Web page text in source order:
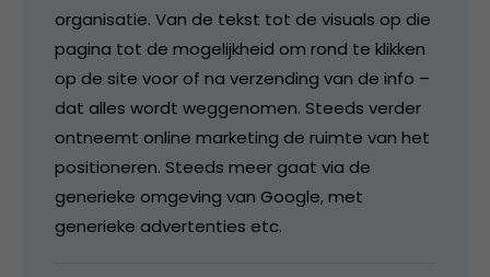
organisatie. Van de tekst tot de visuals op die
pagina tot de mogelijkheid om rond te klikken
op de site voor of na verzending van de info –
dat alles wordt weggenomen. Steeds verder
ontneemt online marketing de ruimte van het
positioneren. Steeds meer gaat via de
generieke omgeving van Google, met
generieke advertenties etc.